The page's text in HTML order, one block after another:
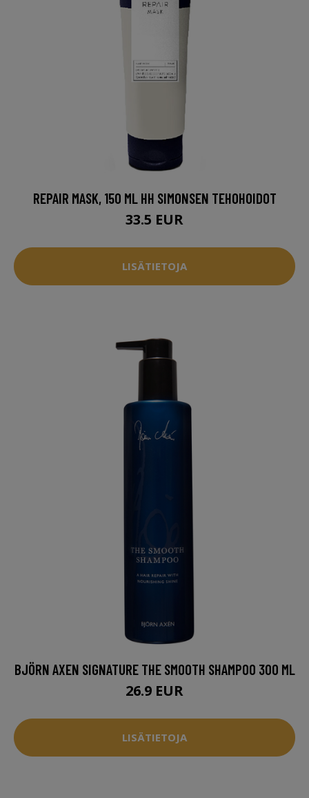
REPAIR MASK, 150 ML HH SIMONSEN TEHOHOIDOT
33.5 EUR
LISÄTIETOJA
BJÖRN AXEN SIGNATURE THE SMOOTH SHAMPOO 300 ML
26.9 EUR
LISÄTIETOJA